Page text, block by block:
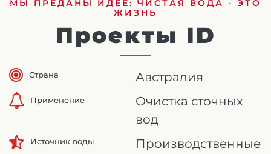
МЫ ПРЕДАНЫ ИДЕЕ: ЧИСТАЯ ВОДА - ЭТО
ЖИЗНЬ
Проекты ID
Страна Австралия
Применение
Очистка сточных
вод
Источник воды
Производственные